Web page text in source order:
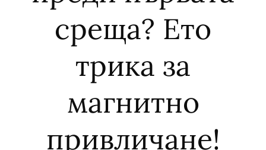
среща? Ето
трика за
магнитно
привличане!